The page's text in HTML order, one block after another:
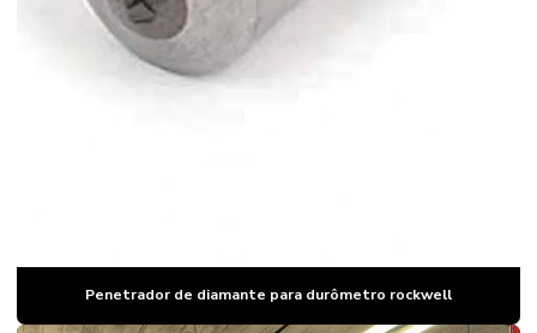
Manutenção de durômetro
Manutenção de durômetro portatil
Padrões de dureza
Penetrador de diamante para durômetro rockwell